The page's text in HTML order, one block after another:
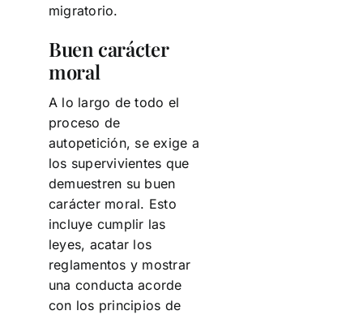
migratorio.
Buen carácter
moral
A lo largo de todo el
proceso de
autopetición, se exige a
los supervivientes que
demuestren su buen
carácter moral. Esto
incluye cumplir las
leyes, acatar los
reglamentos y mostrar
una conducta acorde
con los principios de